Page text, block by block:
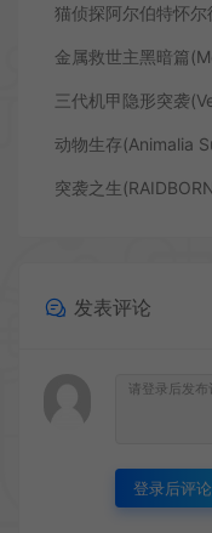
发表评论
登录后评论